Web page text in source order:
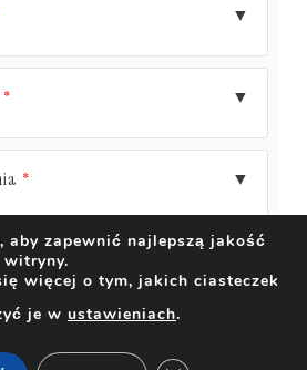
▼
* ▼
* ▼
DO KOSZYKA
aby zapewnić najlepszą jakość
witryny.
więcej o tym, jakich ciasteczek
je w ustawieniach.